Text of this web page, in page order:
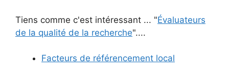
Tiens comme c'est intéressant ... "Évaluateurs
de la qualité de la recherche"....
Facteurs de référencement local